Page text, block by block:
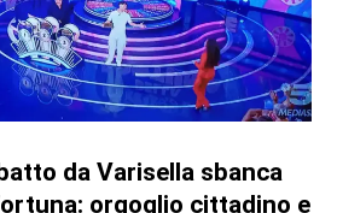
Rifugio Jervis: teatro,
le vette di Ceresole
10 AGOSTO 2026